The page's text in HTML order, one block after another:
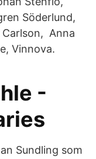
Söderlund,
Carlson, Anna
Vinnova.
-
Sundling som